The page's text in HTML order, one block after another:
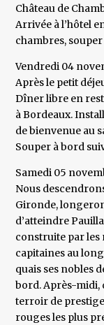
Château de
Arrivée à l’hôtel
chambres,
Vendredi 04
Après le petit
Dîner libre en
à Bordeaux.
de bienvenue au
Souper à bord
Samedi 05
Nous
Gironde,
d’atteindre
construite par les
capitaines au
quais ses nobles
bord. Après-midi,
terroir de
rouges les plus